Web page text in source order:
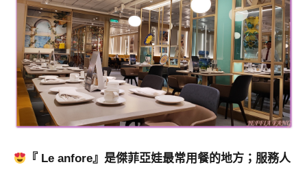
『 Le anfore』 是傑菲亞娃最常用餐的地方；服務人